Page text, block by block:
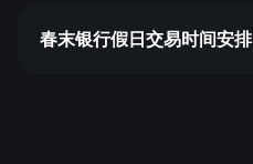
春末银行假日交易时间安排